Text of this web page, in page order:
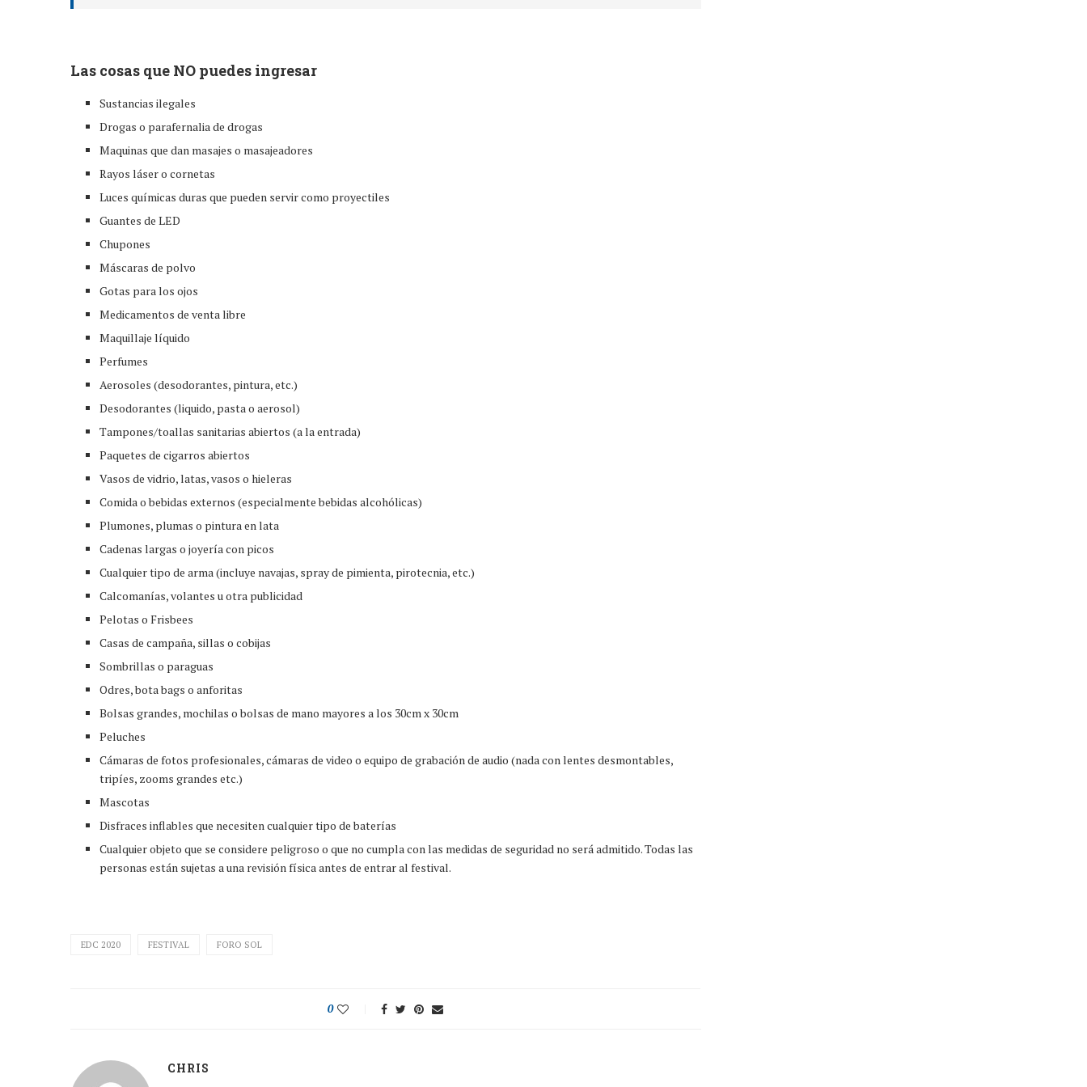
Las cosas que NO puedes ingresar
Sustancias ilegales
Drogas o parafernalia de drogas
Maquinas que dan masajes o masajeadores
Rayos láser o cornetas
Luces químicas duras que pueden servir como proyectiles
Guantes de LED
Chupones
Máscaras de polvo
Gotas para los ojos
Medicamentos de venta libre
Maquillaje líquido
Perfumes
Aerosoles (desodorantes, pintura, etc.)
Desodorantes (liquido, pasta o aerosol)
Tampones/toallas sanitarias abiertos (a la entrada)
Paquetes de cigarros abiertos
Vasos de vidrio, latas, vasos o hieleras
Comida o bebidas externos (especialmente bebidas alcohólicas)
Plumones, plumas o pintura en lata
Cadenas largas o joyería con picos
Cualquier tipo de arma (incluye navajas, spray de pimienta, pirotecnia, etc.)
Calcomanías, volantes u otra publicidad
Pelotas o Frisbees
Casas de campaña, sillas o cobijas
Sombrillas o paraguas
Odres, bota bags o anforitas
Bolsas grandes, mochilas o bolsas de mano mayores a los 30cm x 30cm
Peluches
Cámaras de fotos profesionales, cámaras de video o equipo de grabación de audio (nada con lentes desmontables,
tripíes, zooms grandes etc.)
Mascotas
Disfraces inflables que necesiten cualquier tipo de baterías
Cualquier objeto que se considere peligroso o que no cumpla con las medidas de seguridad no será admitido. Todas las
personas están sujetas a una revisión física antes de entrar al festival.
EDC 2020 FESTIVAL FORO SOL
0
CHRIS